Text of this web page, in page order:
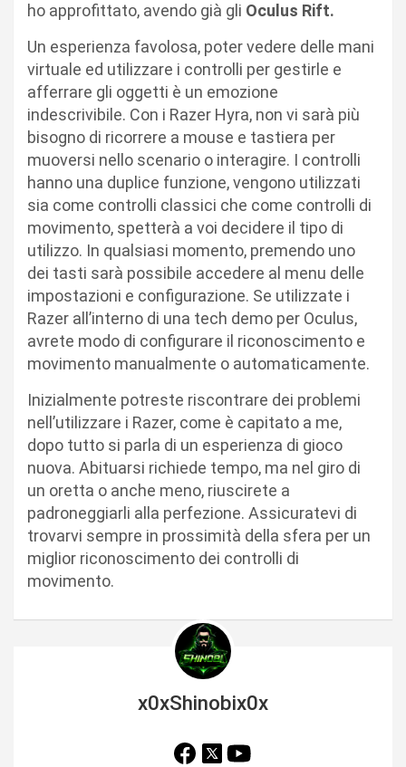
ho approfittato, avendo già gli Oculus Rift.
Un esperienza favolosa, poter vedere delle mani
virtuale ed utilizzare i controlli per gestirle e
afferrare gli oggetti è un emozione
indescrivibile. Con i Razer Hyra, non vi sarà più
bisogno di ricorrere a mouse e tastiera per
muoversi nello scenario o interagire. I controlli
hanno una duplice funzione, vengono utilizzati
sia come controlli classici che come controlli di
movimento, spetterà a voi decidere il tipo di
utilizzo. In qualsiasi momento, premendo uno
dei tasti sarà possibile accedere al menu delle
impostazioni e configurazione. Se utilizzate i
Razer all’interno di una tech demo per Oculus,
avrete modo di configurare il riconoscimento e
movimento manualmente o automaticamente.
Inizialmente potreste riscontrare dei problemi
nell’utilizzare i Razer, come è capitato a me,
dopo tutto si parla di un esperienza di gioco
nuova. Abituarsi richiede tempo, ma nel giro di
un oretta o anche meno, riuscirete a
padroneggiarli alla perfezione. Assicuratevi di
trovarvi sempre in prossimità della sfera per un
miglior riconoscimento dei controlli di
movimento.
x0xShinobix0x